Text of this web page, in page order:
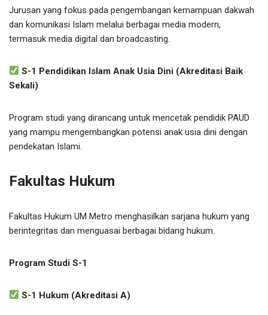
Jurusan yang fokus pada pengembangan kemampuan dakwah
dan komunikasi Islam melalui berbagai media modern,
termasuk media digital dan broadcasting.
S-1 Pendidikan Islam Anak Usia Dini (Akreditasi Baik
Sekali)
Program studi yang dirancang untuk mencetak pendidik PAUD
yang mampu mengembangkan potensi anak usia dini dengan
pendekatan Islami.
Fakultas Hukum
Fakultas Hukum UM Metro menghasilkan sarjana hukum yang
berintegritas dan menguasai berbagai bidang hukum.
Program Studi S-1
S-1 Hukum (Akreditasi A)